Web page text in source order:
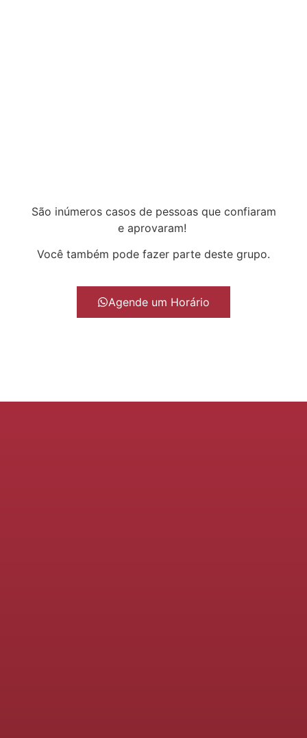
São inúmeros casos de pessoas que confiaram
e aprovaram!
Você também pode fazer parte deste grupo.
Agende um Horário